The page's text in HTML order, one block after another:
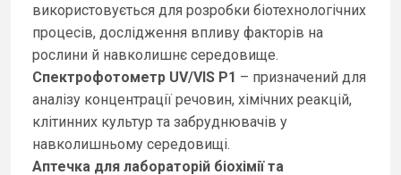
використовується для розробки біотехнологічних
процесів, дослідження впливу факторів на
рослини й навколишнє середовище.
Спектрофотометр UV/VIS P1 – призначений для
аналізу концентрації речовин, хімічних реакцій,
клітинних культур та забруднювачів у
навколишньому середовищі.
Аптечка для лабораторій біохімії та